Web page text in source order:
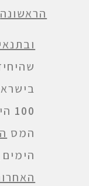
הראשונה
100
המס
הימים